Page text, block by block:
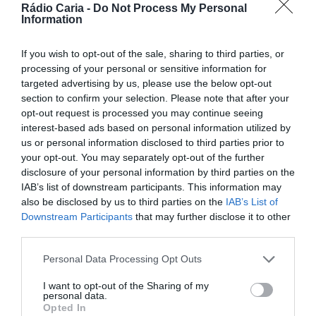
Rádio Caria - Do Not Process My Personal
Information
If you wish to opt-out of the sale, sharing to third parties, or
processing of your personal or sensitive information for
targeted advertising by us, please use the below opt-out
section to confirm your selection. Please note that after your
opt-out request is processed you may continue seeing
interest-based ads based on personal information utilized by
us or personal information disclosed to third parties prior to
your opt-out. You may separately opt-out of the further
disclosure of your personal information by third parties on the
IAB’s list of downstream participants. This information may
also be disclosed by us to third parties on the IAB’s List of
Downstream Participants that may further disclose it to other
Personal Data Processing Opt Outs
I want to opt-out of the Sharing of my
personal data.
Opted In
A icónica banda britânicaJamessobe ao palco daFeira
Terras do Lince , em Penamacor, no próximo dia2 de
agosto, sábado, pelas23h00, naquele que se antevê
como um dos pontos altos da edição 2025 do certame.
A par do concerto de James, o cartaz musical conta ainda
com atuações dosGipsy Kings featuring Nicolas Reyese
da banda portuguesaÁlcoolémia, garantindo uma
programação eclética e de forte atratividade para
diferentes públicos.
PARTILHAR ESTE ARTIGO
Facebook
Mastodon
Email
Share